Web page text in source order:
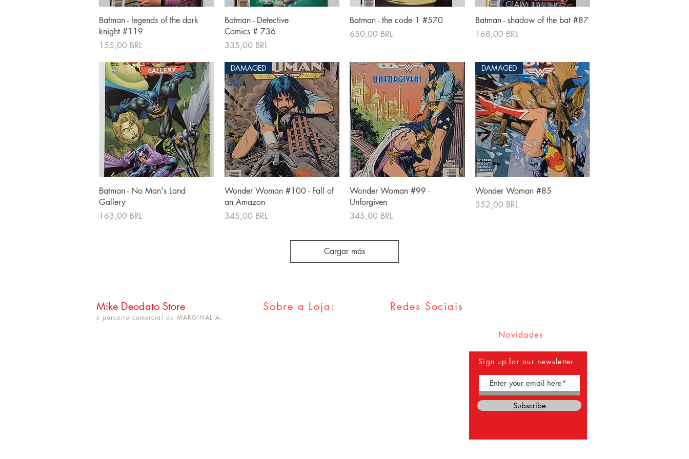
Vista rápida
Batman - legends of the dark
knight #119
Precio
155,00 BRL
Vista rápida
Batman - Detective
Comics # 736
Precio
335,00 BRL
Vista rápida
Batman - the code 1 #570
Precio
650,00 BRL
Vista rápida
Batman - shadow of the bat #87
Precio
168,00 BRL
Vista rápida
Batman - No Man's Land
Gallery
Precio
163,00 BRL
Vista rápida
DAMAGED
Wonder Woman #100 - Fall of
an Amazon
Precio
345,00 BRL
Vista rápida
Wonder Woman #99 -
Unforgiven
Precio
345,00 BRL
Vista rápida
DAMAGED
Wonder Woman #85
Precio
352,00 BRL
Cargar más
Mike Deodato Store
é parceiro comercial da MARGINALIA:
Sobre a Loja: Redes Sociais
Novidades
Sign up for our newsletter
Subscribe